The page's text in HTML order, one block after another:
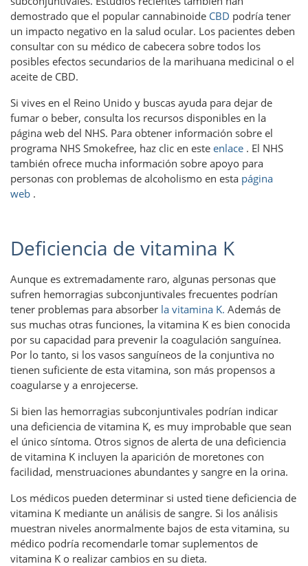
demostrado que el popular cannabinoide CBD podría tener
un impacto negativo en la salud ocular. Los pacientes deben
consultar con su médico de cabecera sobre todos los
posibles efectos secundarios de la marihuana medicinal o el
aceite de CBD.
Si vives en el Reino Unido y buscas ayuda para dejar de
fumar o beber, consulta los recursos disponibles en la
página web del NHS. Para obtener información sobre el
programa NHS Smokefree, haz clic en este enlace . El NHS
también ofrece mucha información sobre apoyo para
personas con problemas de alcoholismo en esta página
web .
Deficiencia de vitamina K
Aunque es extremadamente raro, algunas personas que
sufren hemorragias subconjuntivales frecuentes podrían
tener problemas para absorber la vitamina K. Además de
sus muchas otras funciones, la vitamina K es bien conocida
por su capacidad para prevenir la coagulación sanguínea.
Por lo tanto, si los vasos sanguíneos de la conjuntiva no
tienen suficiente de esta vitamina, son más propensos a
coagularse y a enrojecerse.
Si bien las hemorragias subconjuntivales podrían indicar
una deficiencia de vitamina K, es muy improbable que sean
el único síntoma. Otros signos de alerta de una deficiencia
de vitamina K incluyen la aparición de moretones con
facilidad, menstruaciones abundantes y sangre en la orina.
Los médicos pueden determinar si usted tiene deficiencia de
vitamina K mediante un análisis de sangre. Si los análisis
muestran niveles anormalmente bajos de esta vitamina, su
médico podría recomendarle tomar suplementos de
vitamina K o realizar cambios en su dieta.